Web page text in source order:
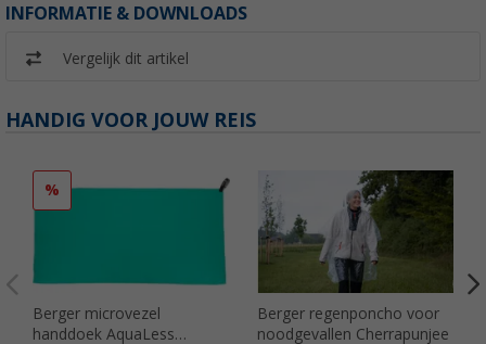
INFORMATIE & DOWNLOADS
Vergelijk dit artikel
HANDIG VOOR JOUW REIS
%
Berger microvezel
handdoek AquaLess
Berger regenponcho voor
noodgevallen Cherrapunjee